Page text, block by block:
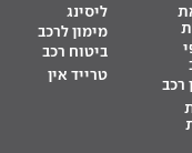
רכב
ליסינג
מימון לרכב
ביטוח רכב
טרייד אין